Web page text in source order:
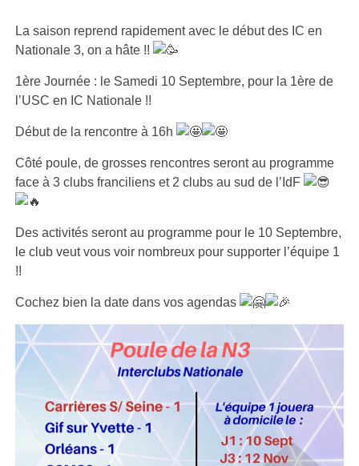
La saison reprend rapidement avec le début des IC en
Nationale 3, on a hâte !!
1ère Journée : le Samedi 10 Septembre, pour la 1ère de
l’USC en IC Nationale !!
Début de la rencontre à 16h
Côté poule, de grosses rencontres seront au programme
face à 3 clubs franciliens et 2 clubs au sud de l’IdF
Des activités seront au programme pour le 10 Septembre,
le club veut vous voir nombreux pour supporter l’équipe 1
!!
Cochez bien la date dans vos agendas